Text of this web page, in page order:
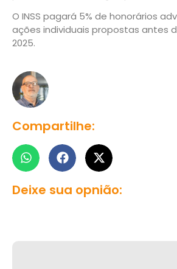
O INSS pagará 5% de honorários
ações individuais propostas antes
2025.
Compartilhe:
Deixe sua opnião: